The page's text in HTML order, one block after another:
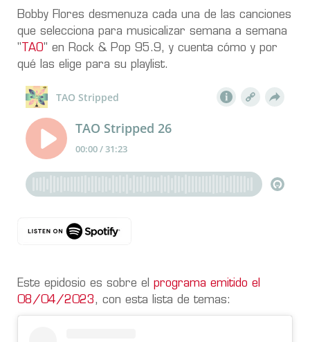
Bobby Flores desmenuza cada una de las canciones
que selecciona para musicalizar semana a semana
" TAO" en Rock & Pop 95.9, y cuenta cómo y por
qué las elige para su playlist.
Este epidosio es sobre el programa emitido el
08/04/2023, con esta lista de temas: